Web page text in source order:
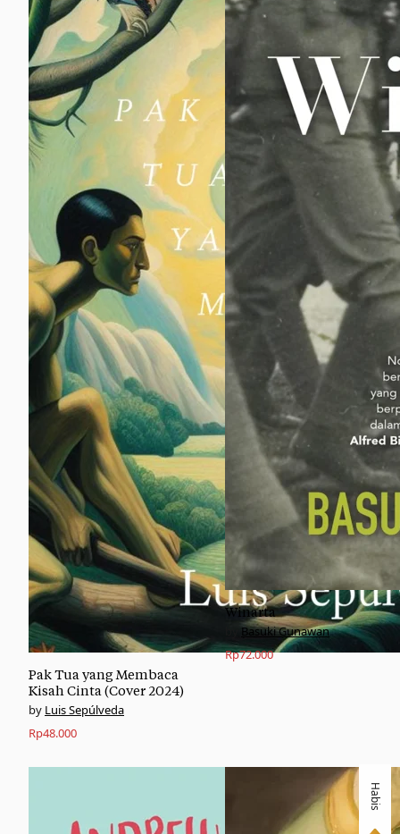
Pak Tua yang Membaca
Kisah Cinta (Cover 2024)
Luis Sepúlveda
Rp48.000
Winarta
Basuki Gunawan
Rp72.000
Habis